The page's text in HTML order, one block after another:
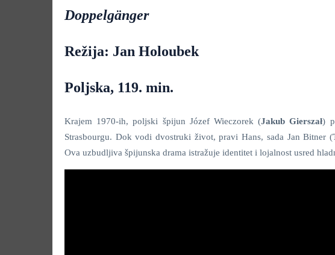
Doppelgänger
Režija: Jan Holoubek
Poljska, 119. min.
Krajem 1970-ih, poljski špijun Józef Wieczorek (Jakub Gierszał)
Strasbourgu. Dok vodi dvostruki život, pravi Hans, sada Jan Bitner (
Ova uzbudljiva špijunska drama istražuje identitet i lojalnost usred